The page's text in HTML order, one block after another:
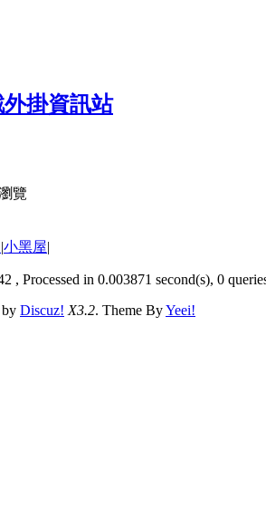
覽
|小黑屋|
, Processed in 0.003871 second(s), 0
Discuz! X3.2. Theme ByYeei!